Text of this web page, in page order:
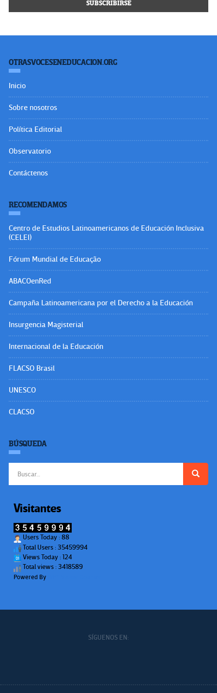
OTRASVOCESENEDUCACION.ORG
Inicio
Sobre nosotros
Política Editorial
Observatorio
Contáctenos
RECOMENDAMOS
Centro de Estudios Latinoamericanos de Educación Inclusiva
(CELEI)
Fórum Mundial de Educação
ABACOenRed
Campaña Latinoamericana por el Derecho a la Educación
Insurgencia Magisterial
Internacional de la Educación
FLACSO Brasil
UNESCO
CLACSO
BÚSQUEDA
Visitantes
Users Today : 88
Total Users : 35459994
Views Today : 124
Total views : 3418589
Powered By
SÍGUENOS EN: